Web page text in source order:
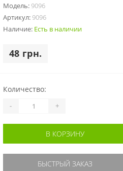
Модель: 9096
Артикул: 9096
Наличие: Есть в наличии
48 грн.
Количество:
- +
В КОРЗИНУ
БЫСТРЫЙ ЗАКАЗ